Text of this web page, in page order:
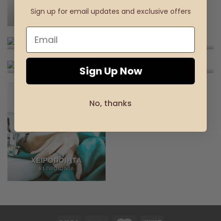
1 ΠΡΟΪΌΝ
ΕΝΔΎΜΑΤΑ
54 ΠΡΟΪΌΝΤΑ 61 ΠΡΟΪΌΝΤΑ
ΜΕΤΆΦΡΑΣΗΣ
1 ΠΡΟΪΌΝ
ΧΕΙΡΟΠΟΊΗΤΑ
81 ΠΡΟΪΌΝΤΑ
Sign up for email updates and exclusive offers
Sign Up Now
No, thanks